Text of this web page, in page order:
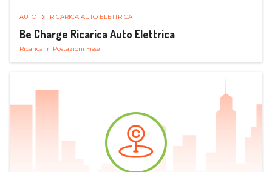
AUTO RICARICA AUTO ELETTRICA
Be Charge Ricarica Auto Elettrica
Ricarica in Postazioni Fisse